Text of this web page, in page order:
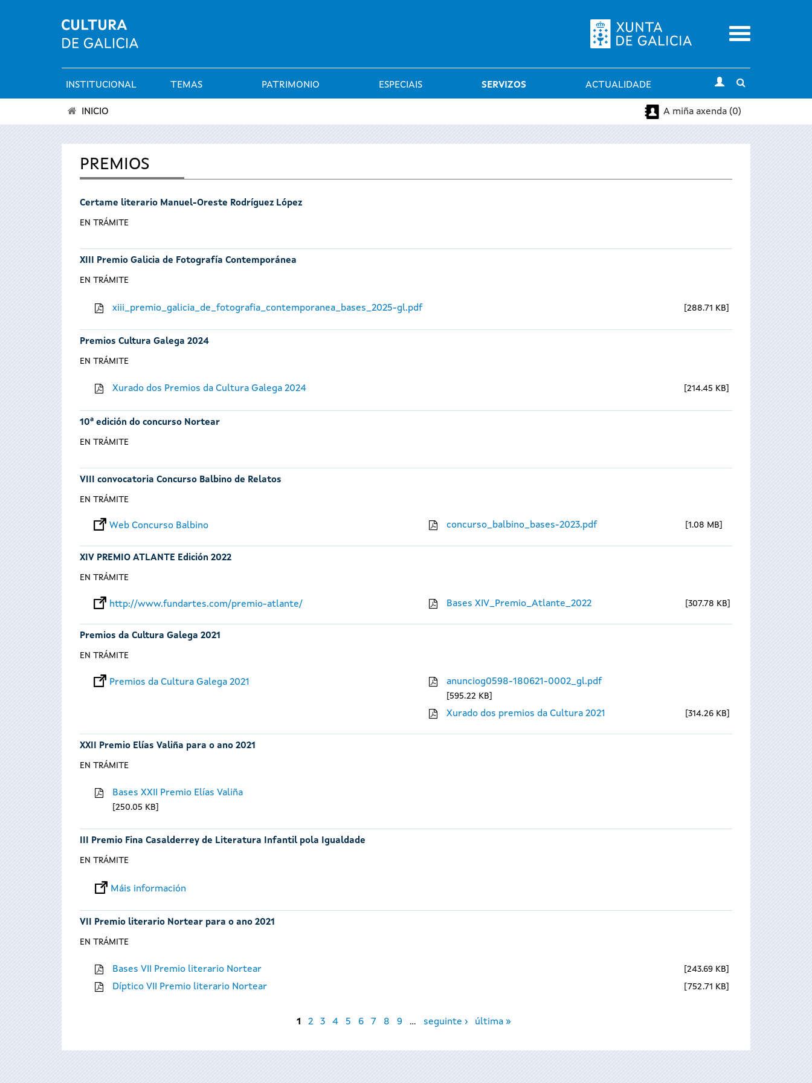
Menu
Menú
principal
INSTITUCIONAL TEMAS PATRIMONIO ESPECIAIS SERVIZOS ACTUALIDADE
search
está
INICIO A miña axenda (0)
PREMIOS
Certame literario Manuel-Oreste Rodríguez López
EN TRÁMITE
XIII Premio Galicia de Fotografía Contemporánea
EN TRÁMITE
xiii_premio_galicia_de_fotografia_contemporanea_bases_2025-gl.pdf 288.71 KB
Premios Cultura Galega 2024
EN TRÁMITE
Xurado dos Premios da Cultura Galega 2024 214.45 KB
10ª edición do concurso Nortear
EN TRÁMITE
VIII convocatoria Concurso Balbino de Relatos
EN TRÁMITE
Web Concurso Balbino concurso_balbino_bases-2023.pdf 1.08 MB
XIV PREMIO ATLANTE Edición 2022
EN TRÁMITE
http://www.fundartes.com/premio-atlante/ Bases XIV_Premio_Atlante_2022 307.78 KB
Premios da Cultura Galega 2021
EN TRÁMITE
Premios da Cultura Galega 2021 anunciog0598-180621-0002_gl.pdf
595.22 KB
Xurado dos premios da Cultura 2021 314.26 KB
XXII Premio Elías Valiña para o ano 2021
EN TRÁMITE
Bases XXII Premio Elías Valiña
250.05 KB
III Premio Fina Casalderrey de Literatura Infantil pola Igualdade
EN TRÁMITE
Máis información
VII Premio literario Nortear para o ano 2021
EN TRÁMITE
Bases VII Premio literario Nortear 243.69 KB
Díptico VII Premio literario Nortear 752.71 KB
1 2 3 4 5 6 7 8 9 … seguinte › última »